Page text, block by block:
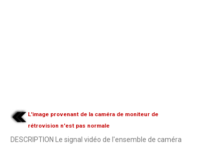
L'image provenant de la caméra de moniteur de
rétrovision n'est pas normale
DESCRIPTION Le signal vidéo de l'ensemble de caméra